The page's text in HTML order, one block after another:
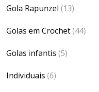
Gola Rapunzel (13)
Golas em Crochet(44)
Golas infantis (5)
Individuais (6)